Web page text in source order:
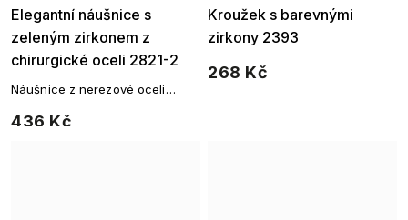
Elegantní náušnice s
zeleným zirkonem z
chirurgické oceli 2821-2
436 Kč
Náušnice z nerezové oceli
elegantní ozdobou pro všední
Kroužek s barevnými
zirkony 2393
268 Kč